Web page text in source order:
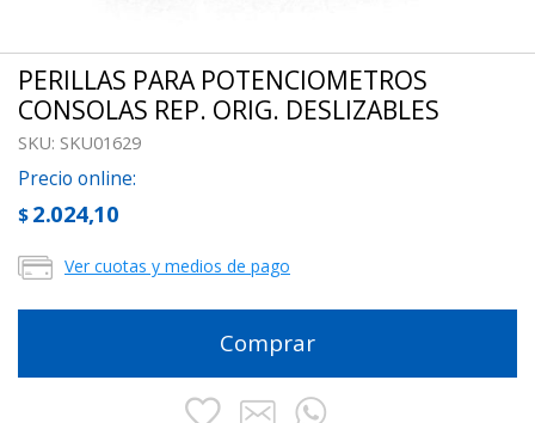
PERILLAS PARA POTENCIOMETROS
CONSOLAS REP. ORIG. DESLIZABLES
SKU: SKU01629
Precio online:
$2.024,10
Ver cuotas y medios de pago
Comprar